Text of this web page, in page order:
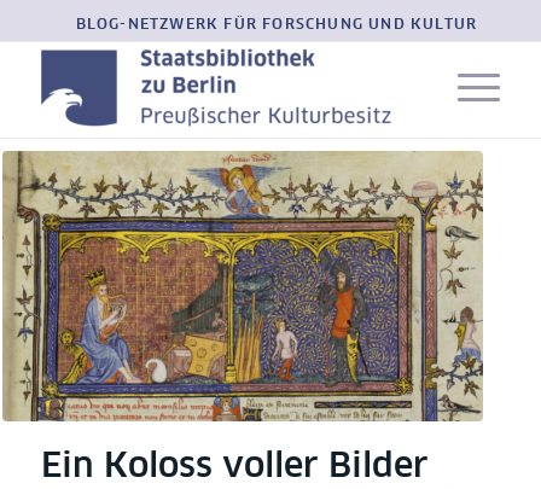
BLOG-NETZWERK FÜR FORSCHUNG UND KULTUR
Ein Koloss voller Bilder